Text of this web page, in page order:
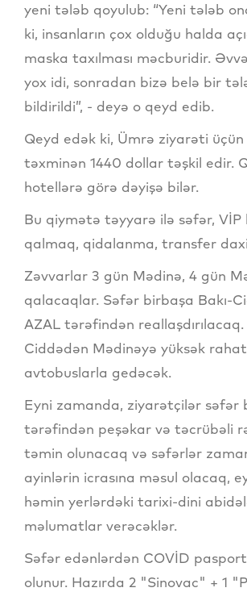
yeni tələb qoyulub: “Yeni tələb
ki, insanların çox olduğu halda
maska taxılması məcburidir.
yox idi, sonradan bizə belə bir
bildirildi”, - deyə o qeyd edib.
Qeyd edək ki, Ümrə ziyarəti
təxminən 1440 dollar təşkil edir.
hotellərə görə dəyişə bilər.
Bu qiymətə təyyarə ilə səfər, VİP
qalmaq, qidalanma, transfer
Zəvvarlar 3 gün Mədinə, 4 gün
qalacaqlar. Səfər birbaşa Bakı-
AZAL tərəfindən
Ciddədən Mədinəyə yüksək
avtobuslarla gedəcək.
Eyni zamanda, ziyarətçilər səfər
tərəfindən peşəkar və təcrübəli
təmin olunacaq və səfərlər
ayinlərin icrasına məsul olacaq,
həmin yerlərdəki tarixi-dini
məlumatlar verəcəklər.
Səfər edənlərdən COVİD
olunur. Hazırda 2 "Sinovac" + 1